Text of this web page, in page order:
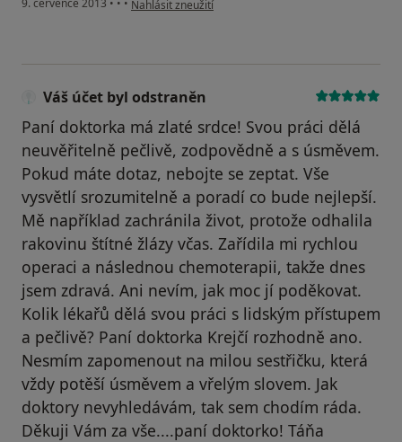
Nahlásit zneužití
Váš účet byl odstraněn
Paní doktorka má zlaté srdce! Svou práci dělá
neuvěřitelně pečlivě, zodpovědně a s úsměvem.
Pokud máte dotaz, nebojte se zeptat. Vše
vysvětlí srozumitelně a poradí co bude nejlepší.
Mě například zachránila život, protože odhalila
rakovinu štítné žlázy včas. Zařídila mi rychlou
operaci a následnou chemoterapii, takže dnes
jsem zdravá. Ani nevím, jak moc jí poděkovat.
Kolik lékařů dělá svou práci s lidským přístupem
a pečlivě? Paní doktorka Krejčí rozhodně ano.
Nesmím zapomenout na milou sestřičku, která
vždy potěší úsměvem a vřelým slovem. Jak
doktory nevyhledávám, tak sem chodím ráda.
Děkuji Vám za vše....paní doktorko! Táňa